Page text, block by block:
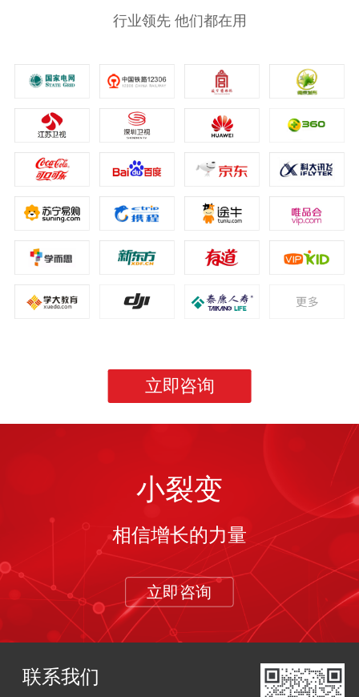
行业领先 他们都在用
立即咨询
小裂变
相信增长的力量
立即咨询
联系我们